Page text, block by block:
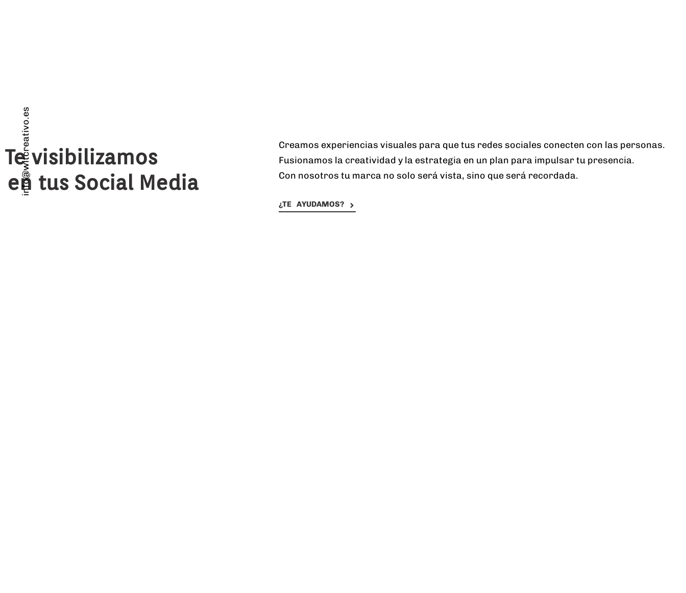
info@witcreativo.es
Te visibilizamos
en tus Social Media
Creamos experiencias visuales para que tus redes sociales conecten con las personas.
Fusionamos la creatividad y la estrategia en un plan para impulsar tu presencia.
Con nosotros tu marca no solo será vista, sino que será recordada.
¿TE AYUDAMOS?